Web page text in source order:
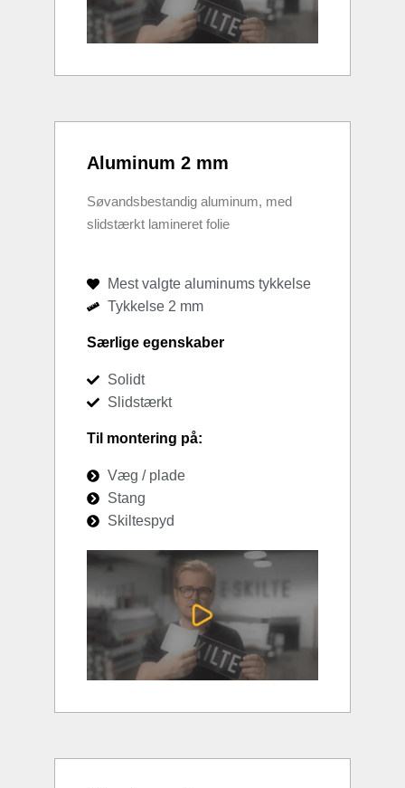
Aluminum 2 mm
Søvandsbestandig aluminum, med
slidstærkt lamineret folie
Mest valgte aluminums tykkelse
Tykkelse 2 mm
Særlige egenskaber
Solidt
Slidstærkt
Til montering på:
Væg / plade
Stang
Skiltespyd